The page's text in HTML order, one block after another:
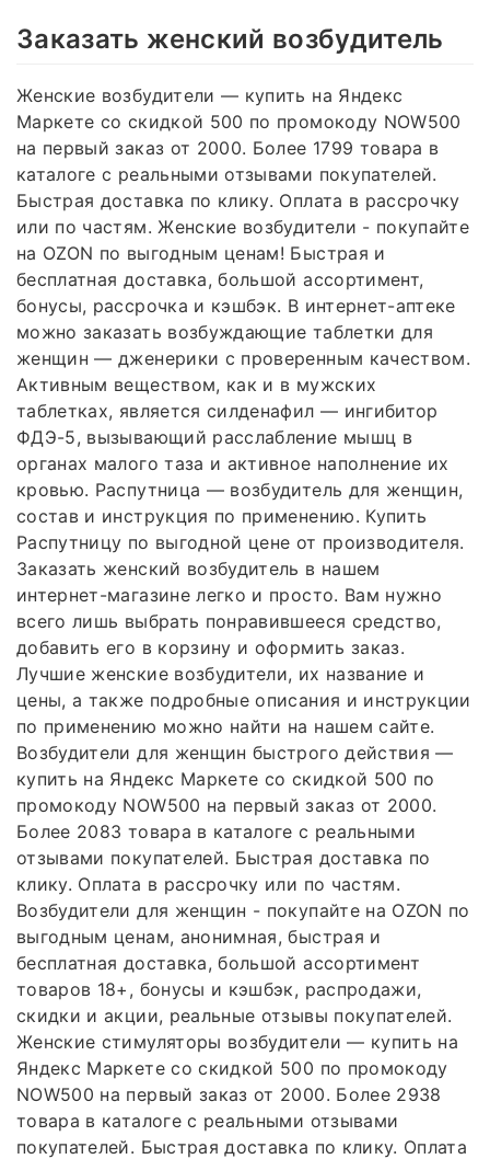
Заказать женский возбудитель
Женские возбудители — купить на Яндекс
Маркете со скидкой 500 по промокоду NOW500
на первый заказ от 2000. Более 1799 товара в
каталоге с реальными отзывами покупателей.
Быстрая доставка по клику. Оплата в рассрочку
или по частям. Женские возбудители - покупайте
на OZON по выгодным ценам! Быстрая и
бесплатная доставка, большой ассортимент,
бонусы, рассрочка и кэшбэк. В интернет-аптеке
можно заказать возбуждающие таблетки для
женщин — дженерики с проверенным качеством.
Активным веществом, как и в мужских
таблетках, является силденафил — ингибитор
ФДЭ-5, вызывающий расслабление мышц в
органах малого таза и активное наполнение их
кровью. Распутница — возбудитель для женщин,
состав и инструкция по применению. Купить
Распутницу по выгодной цене от производителя.
Заказать женский возбудитель в нашем
интернет-магазине легко и просто. Вам нужно
всего лишь выбрать понравившееся средство,
добавить его в корзину и оформить заказ.
Лучшие женские возбудители, их название и
цены, а также подробные описания и инструкции
по применению можно найти на нашем сайте.
Возбудители для женщин быстрого действия —
купить на Яндекс Маркете со скидкой 500 по
промокоду NOW500 на первый заказ от 2000.
Более 2083 товара в каталоге с реальными
отзывами покупателей. Быстрая доставка по
клику. Оплата в рассрочку или по частям.
Возбудители для женщин - покупайте на OZON по
выгодным ценам, анонимная, быстрая и
бесплатная доставка, большой ассортимент
товаров 18+, бонусы и кэшбэк, распродажи,
скидки и акции, реальные отзывы покупателей.
Женские стимуляторы возбудители — купить на
Яндекс Маркете со скидкой 500 по промокоду
NOW500 на первый заказ от 2000. Более 2938
товара в каталоге с реальными отзывами
покупателей. Быстрая доставка по клику. Оплата